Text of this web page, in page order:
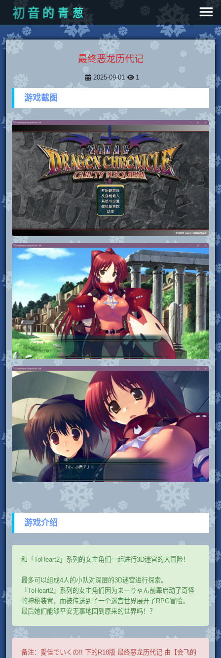
初 音 的 青 葱
最终恶龙历代记
2025-09-01 1
游戏截图
游戏介绍
和「ToHeart2」系列的女主角们一起进行3D迷宫的大冒险！
最多可以组成4人的小队对深层的3D迷宫进行探索。
『ToHeart2』系列的女主角们因为まーりゃん前辈启动了奇怪
的神秘装置，而被传送到了一个迷宫世界展开了RPG冒险。
最后她们能够平安无事地回到原来的世界吗！？
备注： 愛佳でいくの!! 下的R18版 最终恶龙历代记 由【会飞的